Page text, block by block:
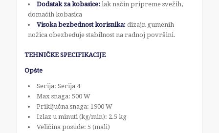
Dodatak za kobasice:lak način pripreme svežih,
domaćih kobasica
Visoka bezbednost korisnika:dizajn gumenih
nožica obezbeđuje stabilnost na radnoj površini.
TEHNIČKE SPECIFIKACIJE
Opšte
Serija: Serija 4
Max snaga: 500 W
Priključna snaga: 1900 W
Izlaz u minuti (kg/min): 2.5 kg
Veličina posude: 5 (mali)